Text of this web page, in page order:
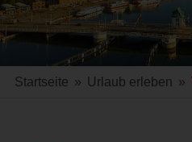
Startseite » Urlaub erleben »